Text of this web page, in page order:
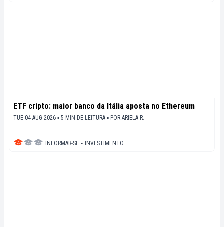
ETF cripto: maior banco da Itália aposta no Ethereum
TUE 04 AUG 2026 ▪ 5 MIN DE LEITURA ▪ POR ARIELA R.
INFORMAR-SE ▪ INVESTIMENTO